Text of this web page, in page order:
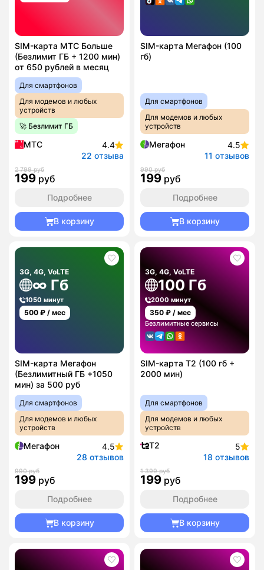
SIM-карта МТС Больше
(Безлимит ГБ + 1200 мин)
от 650 рублей в месяц
Для смартфонов
Для модемов и любых
устройств
🚀 Безлимит ГБ
МТС
4.4
22 отзыва
2 799 руб
199 руб
Подробнее
В корзину
SIM-карта Мегафон (100
гб)
Для смартфонов
Для модемов и любых
устройств
Мегафон
4.5
11 отзывов
990 руб
199 руб
Подробнее
В корзину
3G, 4G, VoLTE
∞ Гб
1050 минут
500 ₽ / мес
SIM-карта Мегафон
(Безлимитный ГБ +1050
мин) за 500 руб
Для смартфонов
Для модемов и любых
устройств
Мегафон
4.5
28 отзывов
990 руб
199 руб
Подробнее
В корзину
3G, 4G, VoLTE
100 Гб
2000 минут
350 ₽ / мес
Безлимитные сервисы
SIM-карта T2 (100 гб +
2000 мин)
Для смартфонов
Для модемов и любых
устройств
T2
5
18 отзывов
1 399 руб
199 руб
Подробнее
В корзину